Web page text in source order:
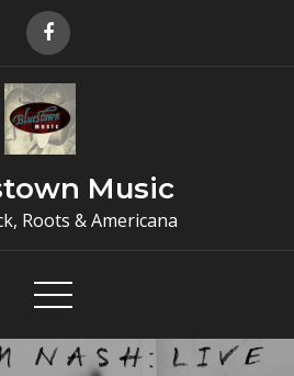
Music
Roots & Americana